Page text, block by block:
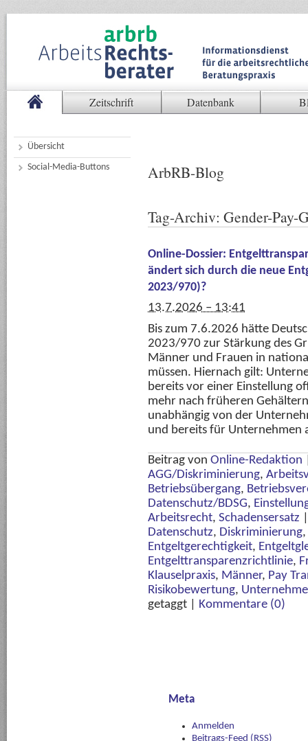
Zeitschrift Datenbank
Übersicht
Social-Media-Buttons
ArbRB-Blog
Tag-Archiv: Gender-Pay-
Online-Dossier:
ändert sich durch die neue
2023/970)?
13.7.2026 – 13:41
Bis zum 7.6.2026 hätte
2023/970 zur Stärkung des
Männer und Frauen in
müssen. Hiernach gilt:
bereits vor einer Einstellung
mehr nach früheren
unabhängig von der
und bereits für Unternehmen
Beitrag von Online-Redaktion
AGG/Diskriminierung,
Betriebsübergang,
Datenschutz/BDSG,
Arbeitsrecht, Schadensersatz
Datenschutz, Diskriminierung,
Entgeltgerechtigkeit,
Entgelttransparenzrichtlinie,
Klauselpraxis, Männer, Pay
Risikobewertung,
getaggt
Kommentare (0)
Meta
Anmelden
Beitrags-Feed ( RSS)